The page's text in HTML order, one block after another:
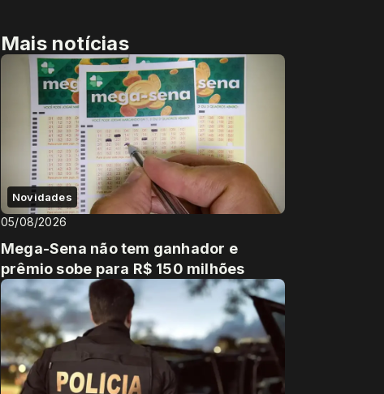
Mais notícias
Novidades
05/08/2026
Mega-Sena não tem ganhador e
prêmio sobe para R$ 150 milhões